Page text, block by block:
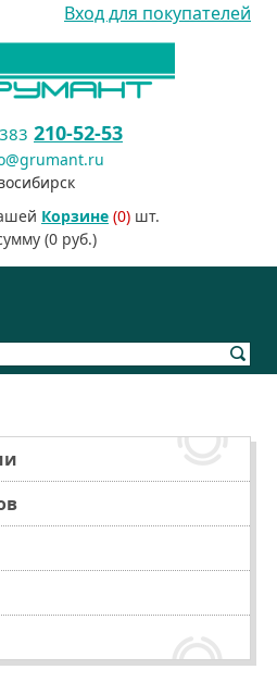
Вход для покупателей
210-52-53
Корзине (0) шт.
(0 руб.)